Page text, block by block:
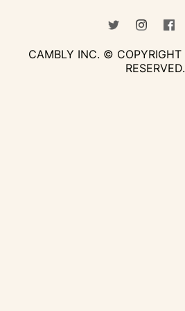
CAMBLY INC. © COPYRIGHT
RESERVED.